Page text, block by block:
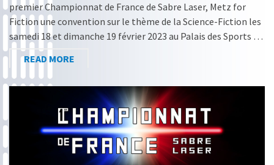
premier Championnat de France de Sabre Laser, Metz for
Fiction une convention sur le thème de la Science-Fiction les
samedi 18 et dimanche 19 février 2023 au Palais des Sports …
READ MORE